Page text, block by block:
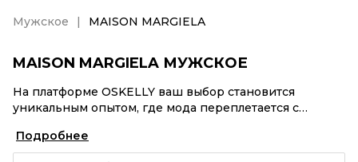
Мужское MAISON MARGIELA
MAISON MARGIELA МУЖСКОЕ
На платформе OSKELLY ваш выбор становится
уникальным опытом, где мода переплетается с
аутентификация каждого заказа – MAISON MARGIELA
Мужское от селлеров OSKELLY с быстрой доставкой
Подробнее